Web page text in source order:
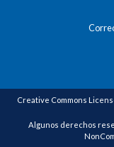
Creative Commons
Algunos derechos